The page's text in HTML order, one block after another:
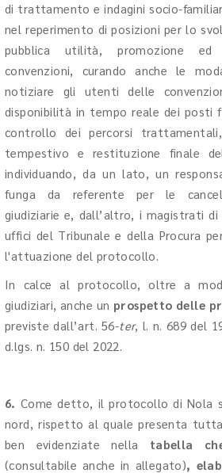
di trattamento e indagini socio-
nel reperimento di posizioni per lo
pubblica utilità, promozione ed
convenzioni, curando anche le
notiziare gli utenti delle
disponibilità in tempo reale dei posti
controllo dei percorsi
tempestivo e restituzione finale
individuando, da un lato, un
funga da referente per le
giudiziarie e, dall’altro, i magistrati
uffici del Tribunale e della Procura
l'attuazione del protocollo.
In calce al protocollo, oltre a
giudiziari, anche un prospetto delle
previste dall’art. 56-ter, l. n. 689 del
d.lgs. n. 150 del 2022.
6. Come detto, il protocollo di Nola
nord, rispetto al quale presenta
ben evidenziate nella tabella
(consultabile anche in allegato),